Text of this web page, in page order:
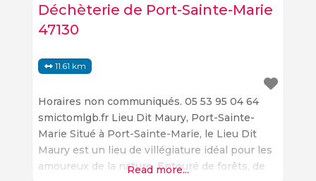
kilomètres de
Déchèterie de Port-Sainte-Marie
47130
11.61 km
Horaires non communiqués. 05 53 95 04 64
smictomlgb.fr Lieu Dit Maury, Port-Sainte-
Marie Situé à Port-Sainte-Marie, le Lieu Dit
Maury est un lieu de villégiature idéal pour les
amoureux de la nature. Entouré de forêts, de
Read more...